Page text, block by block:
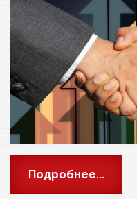
Подробнее...